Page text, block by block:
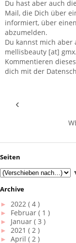
Du hast aber auch
Mail, die Dich über
informiert, über
abzumelden.
Du kannst mich
mellisbeauty [at]
Kommentieren
dich mit der
‹
Seiten
Archive
► 2022 ( 4 )
► Februar ( 1 )
► Januar ( 3 )
► 2021 ( 2 )
► April ( 2 )